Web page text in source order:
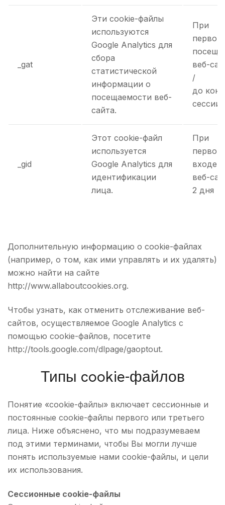
_gat
Эти cookie-файлы
используются
Google Analytics для
сбора
статистической
информации о
посещаемости веб-
сайта.
При
первом
веб-
/
до
сессии
_gid
Этот cookie-файл
используется
Google Analytics для
идентификации
лица.
При
первом
входе
веб-
2 дня
Дополнительную информацию о cookie-файлах
(например, о том, как ими управлять и их удалять)
можно найти на сайте
http://www.allaboutcookies.org.
Чтобы узнать, как отменить отслеживание веб-
сайтов, осуществляемое Google Analytics с
помощью cookie-файлов, посетите
http://tools.google.com/dlpage/gaoptout.
Типы cookie-файлов
Понятие «cookie-файлы» включает сессионные и
постоянные cookie-файлы первого или третьего
лица. Ниже объяснено, что мы подразумеваем
под этими терминами, чтобы Вы могли лучше
понять используемые нами cookie-файлы, и цели
их использования.
Сессионные cookie-файлы